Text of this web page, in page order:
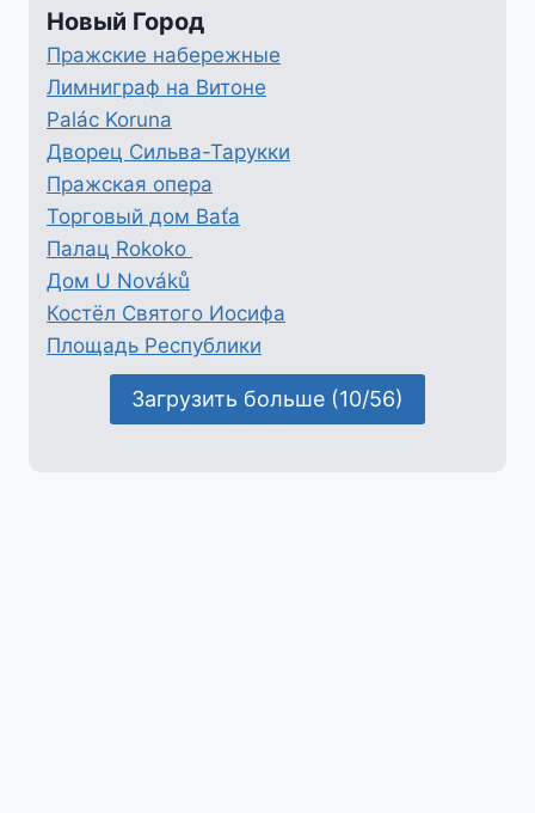
Новый Город
Пражские набережные
Лимниграф на Витоне
Palác Koruna
Дворец Сильва-Тарукки
Пражская опера
Торговый дом Baťa
Палац Rokoko
Дом U Nováků
Костёл Святого Иосифа
Площадь Республики
Загрузить больше (10/56)